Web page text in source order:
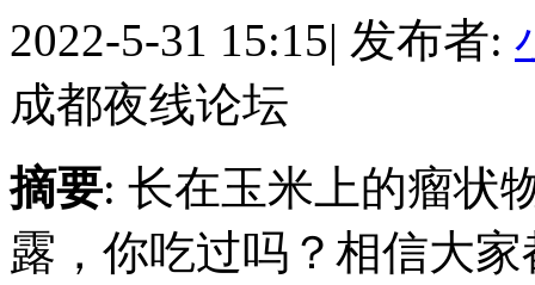
2022-5-31 15:15| 发布者:
成都夜线论坛
摘要: 长在玉米上的瘤状
露，你吃过吗？相信大